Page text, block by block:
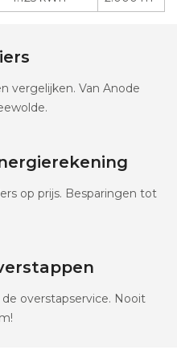
vergelijken. Van Anode
op prijs. Besparingen tot
overstapservice. Nooit